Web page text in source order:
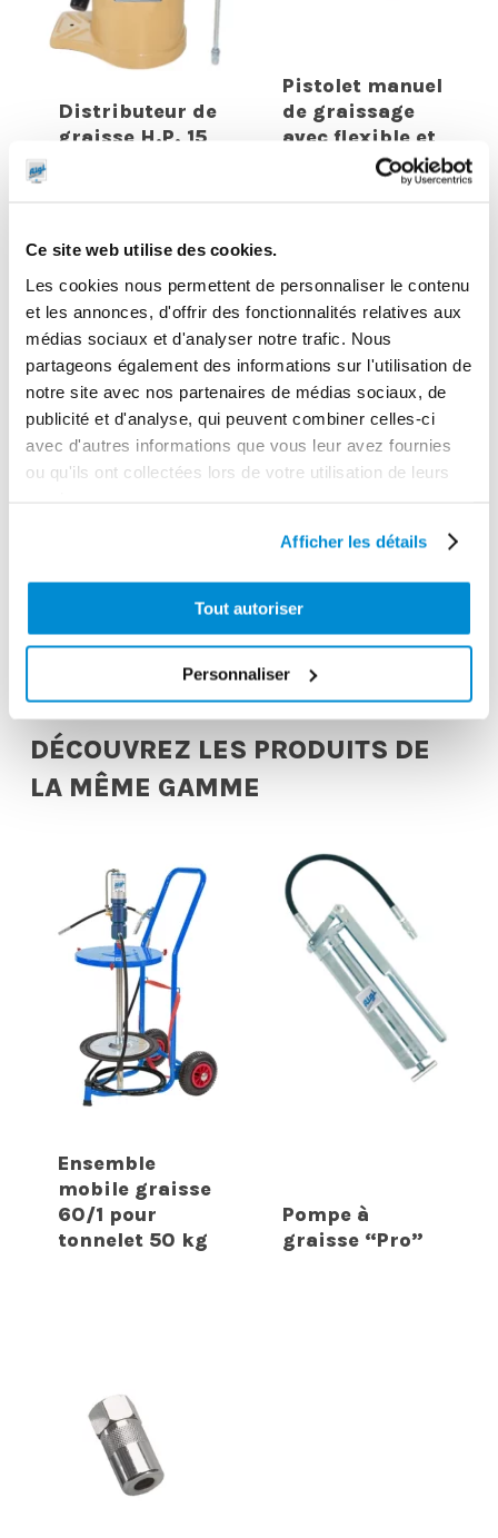
Ce site web utilise des cookies.
Les cookies nous permettent de personnaliser le contenu
et les annonces, d'offrir des fonctionnalités relatives aux
médias sociaux et d'analyser notre trafic. Nous
partageons également des informations sur l'utilisation de
notre site avec nos partenaires de médias sociaux, de
publicité et d'analyse, qui peuvent combiner celles-ci
avec d'autres informations que vous leur avez fournies
ou qu'ils ont collectées lors de votre utilisation de leurs
Afficher les détails
Tout autoriser
Personnaliser
Distributeur de
graisse H.P. 15
Pistolet manuel
de graissage
avec flexible et
Agrafe géante à
Aiguille de
mm pour
cardan
DÉCOUVREZ LES PRODUITS DE
LA MÊME GAMME
Ensemble
mobile graisse
60/1 pour
tonnelet 50 kg
Pompe à
graisse “Pro”